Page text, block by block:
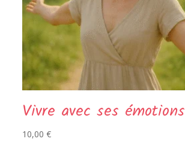
Vivre avec ses émotions
10,00€